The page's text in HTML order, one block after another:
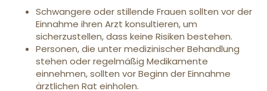
Schwangere oder stillende Frauen sollten vor der
Einnahme ihren Arzt konsultieren, um
sicherzustellen, dass keine Risiken bestehen.
Personen, die unter medizinischer Behandlung
stehen oder regelmäßig Medikamente
einnehmen, sollten vor Beginn der Einnahme
ärztlichen Rat einholen.